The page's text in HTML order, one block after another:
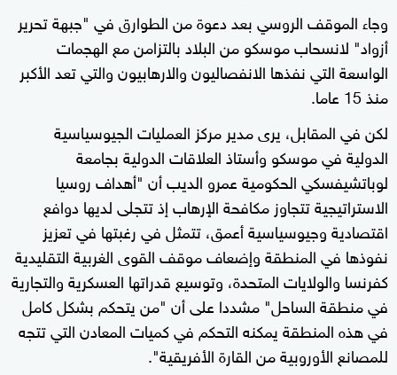
وجاء الموقف الروسي بعد دعوة من الطوارق في "جبهة تحرير
أزواد" لانسحاب موسكو من البلاد بالتزامن مع الهجمات
الواسعة التي نفذها الانفصاليون والارهابيون والتي تعد الأكبر
منذ 15 عاما.
لكن في المقابل، يرى مدير مركز العمليات الجيوسياسية
الدولية في موسكو وأستاذ العلاقات الدولية بجامعة
لوباتشيفسكي الحكومية عمرو الديب أن "أهداف روسيا
الاستراتيجية تتجاوز مكافحة الإرهاب إذ تتجلى لديها دوافع
اقتصادية وجيوسياسية أعمق، تتمثل في رغبتها في تعزيز
نفوذها في المنطقة وإضعاف موقف القوى الغربية التقليدية
كفرنسا والولايات المتحدة، وتوسيع قدراتها العسكرية والتجارية
في منطقة الساحل" مشددا على أن "من يتحكم بشكل كامل
في هذه المنطقة يمكنه التحكم في كميات المعادن التي تتجه
للمصانع الأوروبية من القارة الأفريقية".